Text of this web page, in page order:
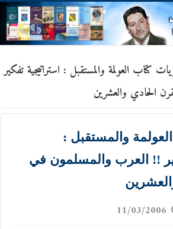
كتاب العولمة والمستقبل : استراتيجية تفكير
الحادي والعشرين
والمستقبل :
!! العرب والمسلمون في
11/03/2006